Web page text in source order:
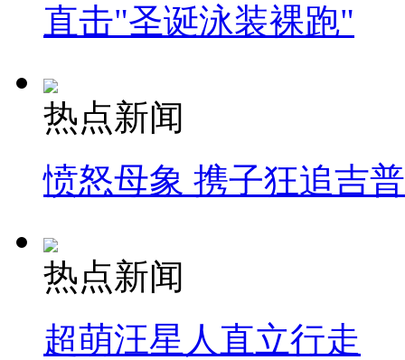
直击"圣诞泳装裸跑"
热点新闻
愤怒母象 携子狂追吉
热点新闻
超萌汪星人直立行走